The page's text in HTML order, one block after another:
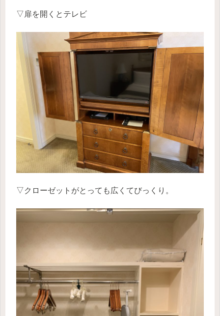
▽扉を開くとテレビ
▽クローゼットがとっても広くてびっくり。